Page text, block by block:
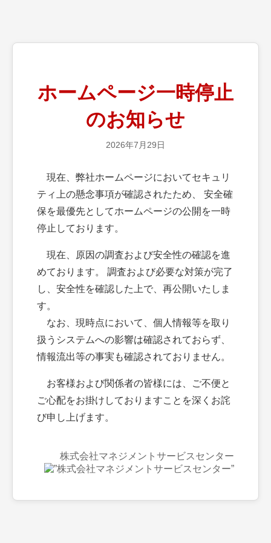
ホームページ一時停止
のお知らせ
2026年7月29日
現在、弊社ホームページにおいてセキュリ
ティ上の懸念事項が確認されたため、 安全確
保を最優先としてホームページの公開を一時
停止しております。
現在、原因の調査および安全性の確認を進
めております。 調査および必要な対策が完了
し、安全性を確認した上で、再公開いたしま
す。
なお、現時点において、個人情報等を取り
扱うシステムへの影響は確認されておらず、
情報流出等の事実も確認されておりません。
お客様および関係者の皆様には、ご不便と
ご心配をお掛けしておりますことを深くお詫
び申し上げます。
株式会社マネジメントサービスセンター